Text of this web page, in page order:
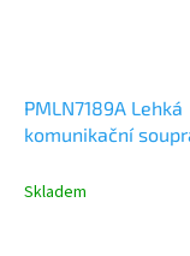
PMLN7189A Lehká
komunikační
Skladem